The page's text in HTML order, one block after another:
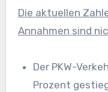
Die aktuellen
Annahmen sind
Der PKW-
Prozent